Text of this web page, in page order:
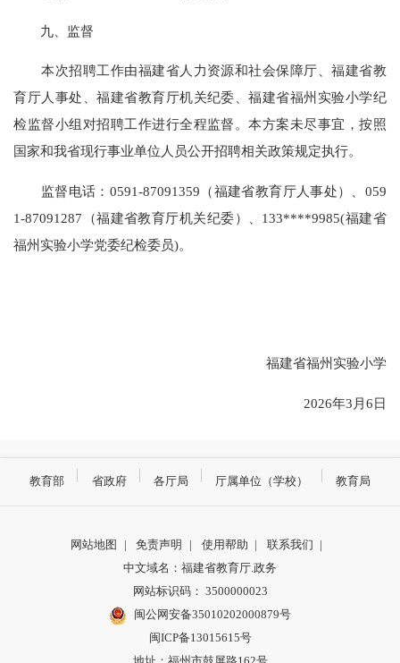
九、监督
本次招聘工作由福建省人力资源和社会保障厅、福建省教
育厅人事处、福建省教育厅机关纪委、福建省福州实验小学纪
检监督小组对招聘工作进行全程监督。本方案未尽事宜，按照
国家和我省现行事业单位人员公开招聘相关政策规定执行。
监督电话：0591-87091359（福建省教育厅人事处）、059
1-87091287（福建省教育厅机关纪委）、133****9985(福建省
福州实验小学党委纪检委员)。
福建省福州实验小学
2026年3月6日
教育部 省政府 各厅局 厅属单位（学校） 教育局
网站地图 | 免责声明 | 使用帮助 | 联系我们 |
中文域名：福建省教育厅.政务
网站标识码： 3500000023
闽公网安备35010202000879号
闽ICP备13015615号